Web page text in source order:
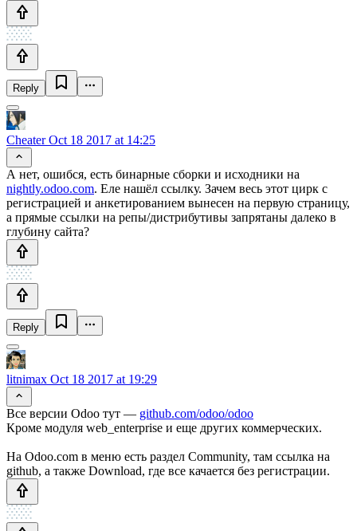
Reply
CheaterOct 18 2017 at 14:25
А нет, ошибся, есть бинарные сборки и исходники на
nightly.odoo.com. Еле нашёл ссылку. Зачем весь этот цирк с
регистрацией и анкетированием вынесен на первую страницу,
а прямые ссылки на репы/дистрибутивы запрятаны далеко в
глубину сайта?
Reply
litnimax Oct 18 2017 at 19:29
Все версии Odoo тут — github.com/odoo/odoo
Кроме модуля web_enterprise и еще других коммерческих.
На Odoo.com в меню есть раздел Community, там ссылка на
github, а также Download, где все качается без регистрации.